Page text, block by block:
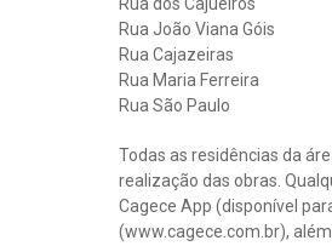
Rua João Viana Góis
Rua Cajazeiras
Rua Maria Ferreira
Rua São Paulo
Todas as residências da
realização das obras.
Cagece App (disponível
(www.cagece.com.br),